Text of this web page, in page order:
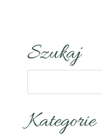
Szukaj
Kategorie